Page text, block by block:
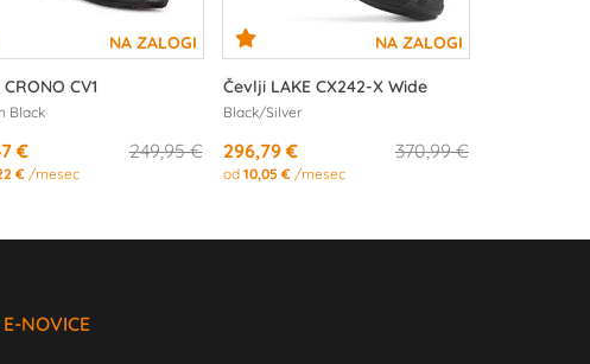
CV1
Black
249,95 €
€
€ /mesec
Čevlji LAKE CX242-X Wide
Black/Silver
370,99 €
296,79 €
od10,05 € /mesec
NOVICE